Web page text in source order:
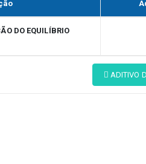
DO EQUILÍBRIO
ADITIVO